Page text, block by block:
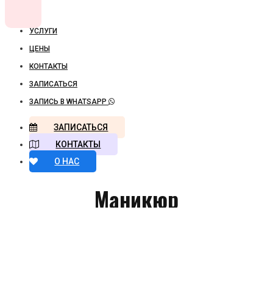
УСЛУГИ
ЦЕНЫ
КОНТАКТЫ
ЗАПИСАТЬСЯ
ЗАПИСЬ В WHATSAPP
ЗАПИСАТЬСЯ
КОНТАКТЫ
О НАС
Маникюр